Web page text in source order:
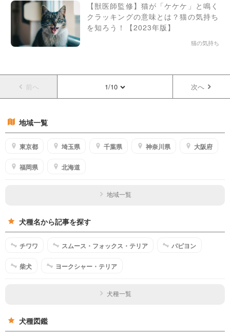
【獣医師監修】猫が「ケケケ」と鳴く
クラッキングの意味とは？猫の気持ち
を知ろう！【2023年版】
猫の気持ち
前へ 1/10 次へ
地域一覧
東京都 埼玉県 千葉県 神奈川県 大阪府
福岡県 北海道
地域一覧
犬種名から記事を探す
チワワ スムース・フォックス・テリア パピヨン
柴犬 ヨークシャー・テリア
犬種一覧
犬種図鑑